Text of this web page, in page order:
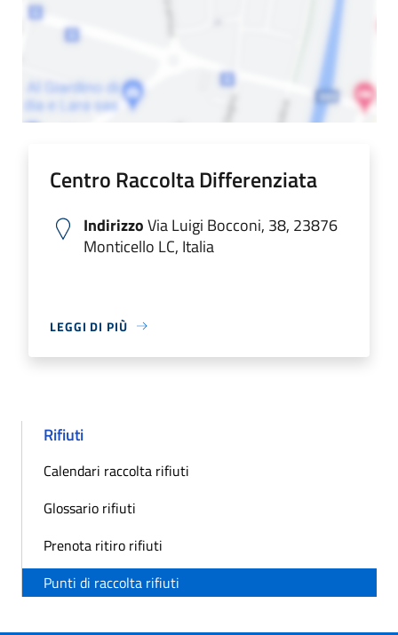
Centro Raccolta Differenziata
IndirizzoVia Luigi Bocconi, 38, 23876
Monticello LC, Italia
LEGGI DI PIÙ
Rifiuti
Calendari raccolta rifiuti
Glossario rifiuti
Prenota ritiro rifiuti
Punti di raccolta rifiuti